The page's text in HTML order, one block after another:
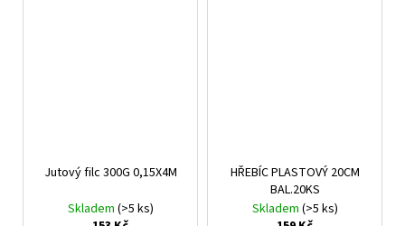
Jutový filc 300G 0,15X4M
Skladem (>5 ks)
HŘEBÍC PLASTOVÝ 20CM
BAL.20KS
Skladem (>5 ks)